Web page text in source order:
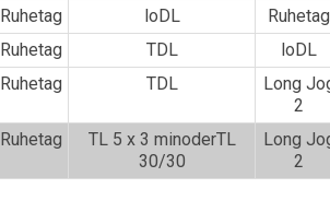
Ruhetag
loDL
Ruhetag
Ruhetag TDL
loDL
Ruhetag
TDL
Long
2
Ruhetag
TL 5 x 3 minoderTL
30/30
Long
2